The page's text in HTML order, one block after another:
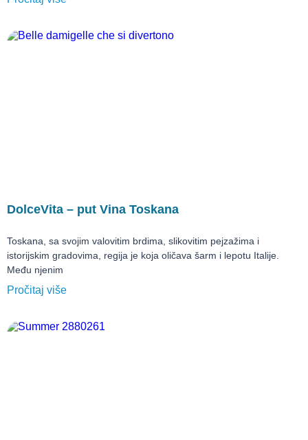
DolceVita – put Vina Toskana
Toskana, sa svojim valovitim brdima, slikovitim pejzažima i
istorijskim gradovima, regija je koja oličava šarm i lepotu Italije.
Među njenim
Pročitaj više